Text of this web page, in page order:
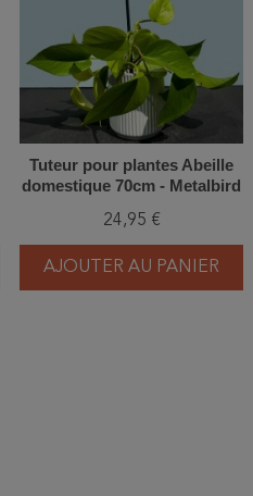
Tuteur pour plantes Abeille
domestique 70cm - Metalbird
24,95 €
AJOUTER AU PANIER